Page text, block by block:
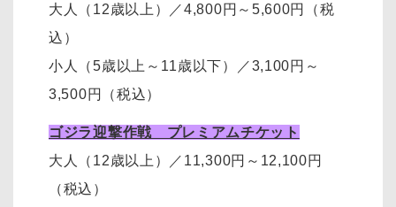
大人（12歳以上）
／4,800円～5,600円（税
込）
小人（5歳以上～11歳以下）
／3,100円～
3,500円
（税込）
ゴジラ迎撃作戦 プレミアムチケット
大人（12歳以上）
／11,300円～12,100円
（税込）